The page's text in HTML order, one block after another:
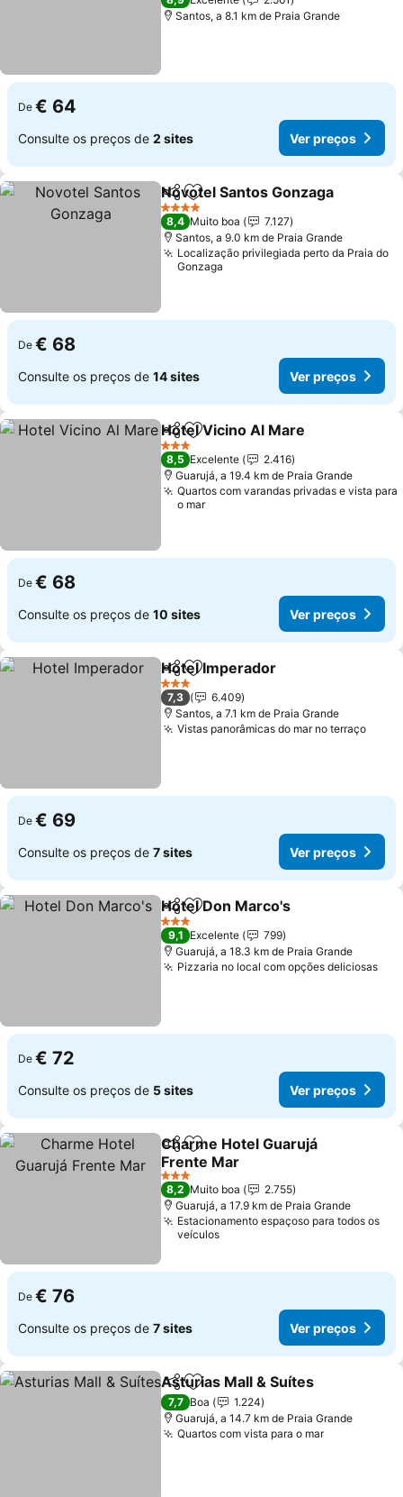
Santos, a 8.1 km de Praia Grande
De € 64
Consulte os preços de 2 sites Ver preços
PartilharAdicionar aos favoritos
Novotel Santos Gonzaga
4 Estrelas
8,4 Muito boa
7.127
Santos, a 9.0 km de Praia Grande
Localização privilegiada perto da Praia do
Gonzaga
De € 68
Consulte os preços de 14 sites Ver preços
PartilharAdicionar aos favoritos
Hotel Vicino Al Mare
3 Estrelas
8,5 Excelente
2.416
Guarujá, a 19.4 km de Praia Grande
Quartos com varandas privadas e vista para
o mar
De € 68
Consulte os preços de 10 sites Ver preços
PartilharAdicionar aos favoritos
Hotel Imperador
3 Estrelas
7,3
6.409
Santos, a 7.1 km de Praia Grande
Vistas panorâmicas do mar no terraço
De € 69
Consulte os preços de 7 sites Ver preços
PartilharAdicionar aos favoritos
Hotel Don Marco's
3 Estrelas
9,1 Excelente
799
Guarujá, a 18.3 km de Praia Grande
Pizzaria no local com opções deliciosas
De € 72
Consulte os preços de 5 sites Ver preços
PartilharAdicionar aos favoritos
Charme Hotel Guarujá
Frente Mar
3 Estrelas
8,2 Muito boa
2.755
Guarujá, a 17.9 km de Praia Grande
Estacionamento espaçoso para todos os
veículos
De € 76
Consulte os preços de 7 sites Ver preços
PartilharAdicionar aos favoritos
Asturias Mall & Suítes
7,7 Boa
1.224
Guarujá, a 14.7 km de Praia Grande
Quartos com vista para o mar